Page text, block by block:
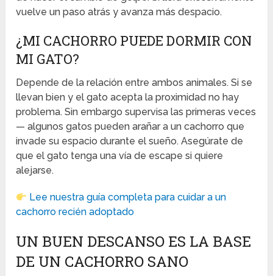
vuelve un paso atrás y avanza más despacio.
¿MI CACHORRO PUEDE DORMIR CON
MI GATO?
Depende de la relación entre ambos animales. Si se
llevan bien y el gato acepta la proximidad no hay
problema. Sin embargo supervisa las primeras veces
— algunos gatos pueden arañar a un cachorro que
invade su espacio durante el sueño. Asegúrate de
que el gato tenga una vía de escape si quiere
alejarse.
Lee nuestra guía completa para cuidar a un
cachorro recién adoptado
UN BUEN DESCANSO ES LA BASE
DE UN CACHORRO SANO